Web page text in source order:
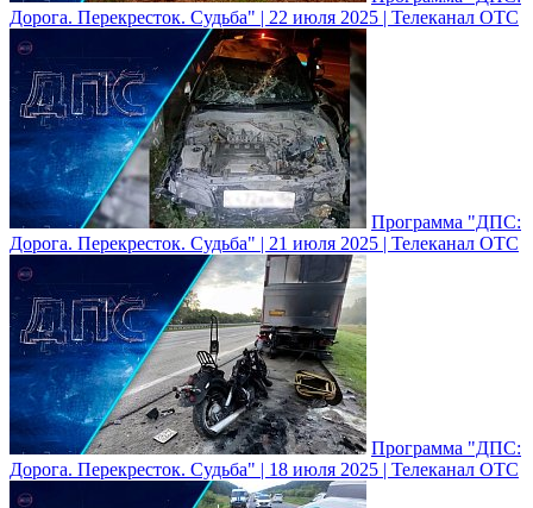
Дорога. Перекресток. Судьба" | 22 июля 2025 | Телеканал ОТС
Программа "ДПС:
Дорога. Перекресток. Судьба" | 21 июля 2025 | Телеканал ОТС
Программа "ДПС:
Дорога. Перекресток. Судьба" | 18 июля 2025 | Телеканал ОТС